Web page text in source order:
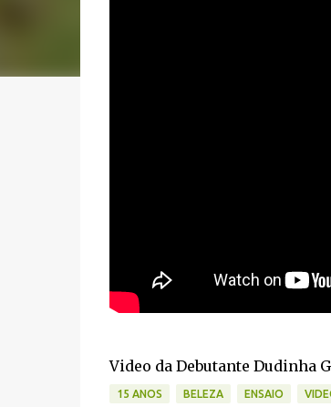
Video da Debutante Dudinha
15 ANOS BELEZA ENSAIO